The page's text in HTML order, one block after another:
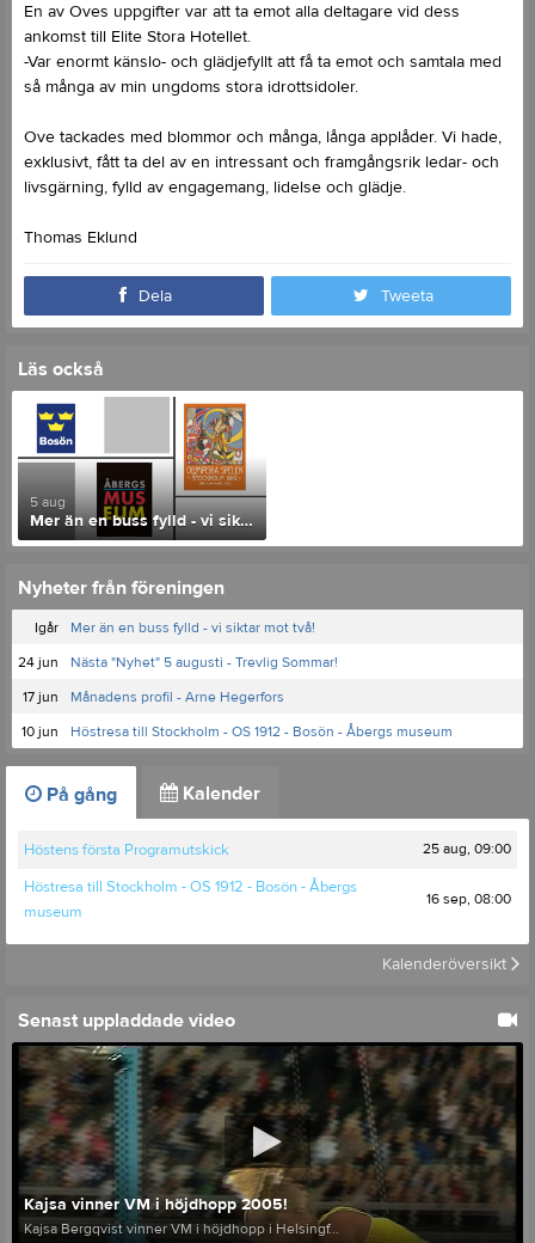
En av Oves uppgifter var att ta emot alla deltagare vid dess
ankomst till Elite Stora Hotellet.
-Var enormt känslo- och glädjefyllt att få ta emot och samtala med
så många av min ungdoms stora idrottsidoler.
Ove tackades med blommor och många, långa applåder. Vi hade,
exklusivt, fått ta del av en intressant och framgångsrik ledar- och
livsgärning, fylld av engagemang, lidelse och glädje.
Thomas Eklund
Dela Tweeta
Läs också
5 aug
Mer än en buss fylld - vi siktar mot två!
Nyheter från föreningen
Igår
Mer än en buss fylld - vi siktar mot två!
24 jun
Nästa "Nyhet" 5 augusti - Trevlig Sommar!
17 jun
Månadens profil - Arne Hegerfors
10 jun
Höstresa till Stockholm - OS 1912 - Bosön - Åbergs museum
På gång Kalender
Höstens första Programutskick
25 aug, 09:00
Höstresa till Stockholm - OS 1912 - Bosön - Åbergs
museum
16 sep, 08:00
Kalenderöversikt
Senast uppladdade video
Kajsa vinner VM i höjdhopp 2005!
Kajsa Bergqvist vinner VM i höjdhopp i Helsingf...